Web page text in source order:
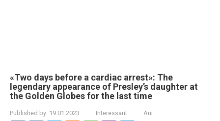
«Two days before a cardiac arrest»: The
legendary appearance of Presley’s daughter at
the Golden Globes for the last time
Published by: 19.01.2023 Interessant Ani